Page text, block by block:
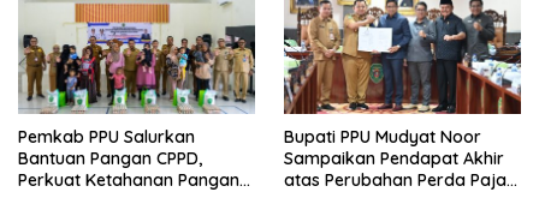
Pemkab PPU Salurkan
Bantuan Pangan CPPD,
Perkuat Ketahanan Pangan
Bupati PPU Mudyat Noor
Sampaikan Pendapat Akhir
atas Perubahan Perda Pajak